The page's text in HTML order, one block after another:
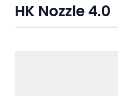
HK Nozzle 4.0